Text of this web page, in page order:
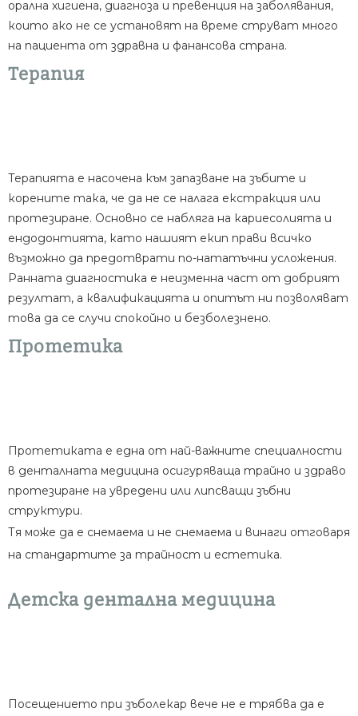
орална хигиена, диагноза и превенция на заболявания,
които ако не се установят на време струват много
на пациента от здравна и фанансова страна.
Терапия
Терапията е насочена към запазване на зъбите и
корените така, че да не се налага екстракция или
протезиране. Основно се набляга на кариесолията и
ендодонтията, като нашият екип прави всичко
възможно да предотврати по-нататъчни усложения.
Ранната диагностика е неизменна част от добрият
резултат, а квалификацията и опитът ни позволяват
това да се случи спокойно и безболезнено.
Протетика
Протетиката е една от най-важните специалности
в денталната медицина осигуряваща трайно и здраво
протезиране на увредени или липсващи зъбни
структури.
Тя може да е снемаема и не снемаема и винаги отговаря
на стандартите за трайност и естетика.
Детска дентална медицина
Посещението при зъболекар вече не е трябва да е